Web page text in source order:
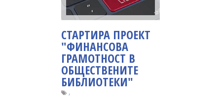
СТАРТИРА ПРОЕКТ
"ФИНАНСОВА
ГРАМОТНОСТ В
ОБЩЕСТВЕНИТЕ
БИБЛИОТЕКИ"
,